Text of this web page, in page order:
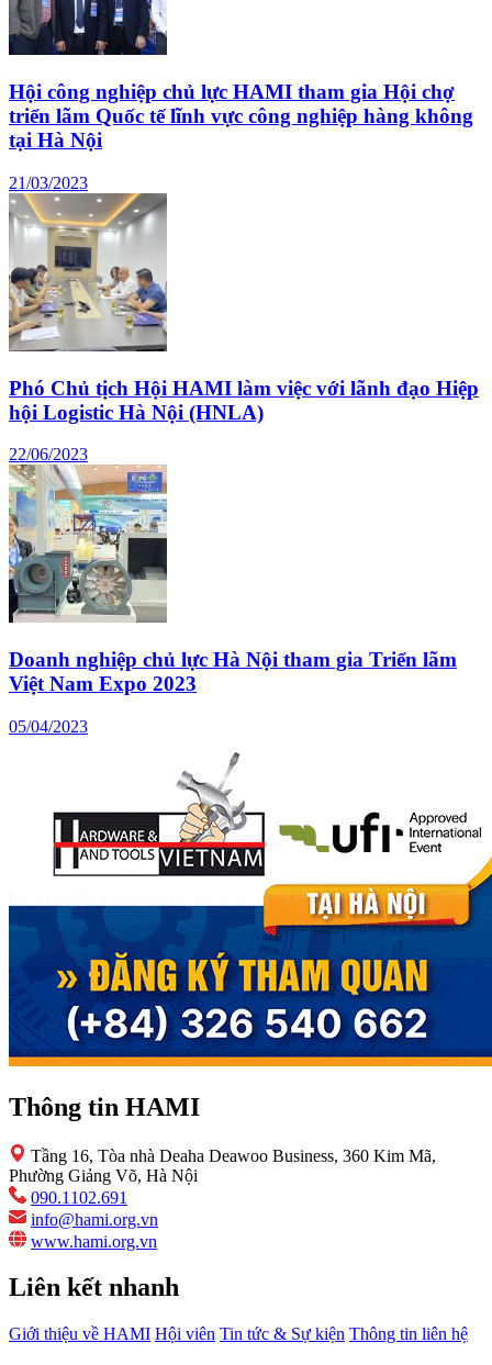
Hội công nghiệp chủ lực HAMI tham gia Hội chợ
triển lãm Quốc tế lĩnh vực công nghiệp hàng không
tại Hà Nội
21/03/2023
Phó Chủ tịch Hội HAMI làm việc với lãnh đạo Hiệp
hội Logistic Hà Nội (HNLA)
22/06/2023
Doanh nghiệp chủ lực Hà Nội tham gia Triển lãm
Việt Nam Expo 2023
05/04/2023
Thông tin HAMI
Tầng 16, Tòa nhà Deaha Deawoo Business, 360 Kim Mã,
Phường Giảng Võ, Hà Nội
090.1102.691
info@hami.org.vn
www.hami.org.vn
Liên kết nhanh
Giới thiệu về HAMI Hội viên Tin tức & Sự kiện Thông tin liên hệ